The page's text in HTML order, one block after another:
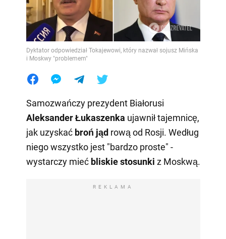
Dyktator odpowiedział Tokajewowi, który nazwał sojusz Mińska
i Moskwy "problemem"
Samozwańczy prezydent Białorusi
Aleksander Łukaszenka ujawnił tajemnicę,
jak uzyskać broń jądrową od Rosji. Według
niego wszystko jest "bardzo proste" -
wystarczy mieć bliskie stosunki z Moskwą.
REKLAMA